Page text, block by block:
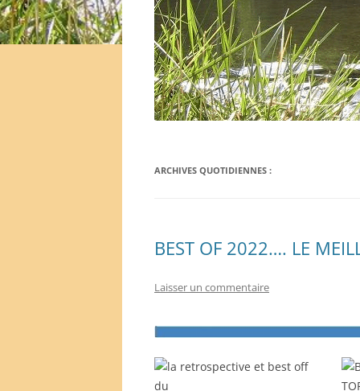
ARCHIVES QUOTIDIENNES :
BEST OF 2022…. LE
Laisser un commentaire